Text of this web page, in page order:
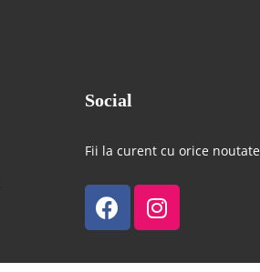
Social
Fii la curent cu orice noutate